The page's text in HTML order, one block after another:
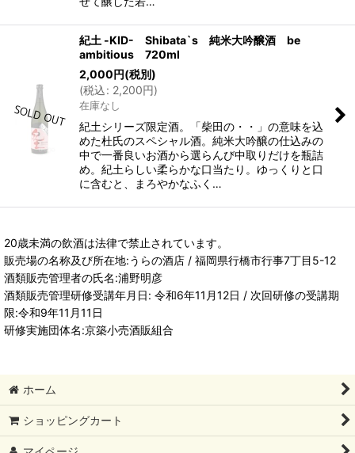
紀土 -KID- Shibata`s 純米大吟醸酒 be
ambitious 720ml
2,000円(税別)
(税込: 2,200円)
在庫なし
紀土シリーズ限定酒。「柴田の・・」の意味を込
めた杜氏のスペシャル酒。純米大吟醸の仕込みの
中で一番良いお酒から選らんび中取りだけを瓶詰
め。紀土らしい柔らかな口当たり。ゆっくりと口
に含むと、まろやかなふく…
20歳未満の飲酒は法律で禁止されています。
販売場の名称及び所在地:うらの酒店 / 福岡県行橋市行事7丁目5-12
酒類販売管理者の氏名:浦野明彦
酒類販売管理研修受講年月日: 令和6年11月12日 / 次回研修の受講期
限:令和9年11月11日
研修実施団体名:京築小売酒販組合
ホーム
ショッピングカート